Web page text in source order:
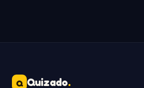
Q Quizado.